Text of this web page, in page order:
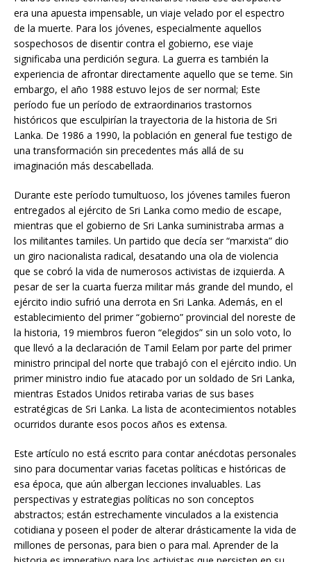
era una apuesta impensable, un viaje velado por el espectro
de la muerte. Para los jóvenes, especialmente aquellos
sospechosos de disentir contra el gobierno, ese viaje
significaba una perdición segura. La guerra es también la
experiencia de afrontar directamente aquello que se teme. Sin
embargo, el año 1988 estuvo lejos de ser normal; Este
período fue un período de extraordinarios trastornos
históricos que esculpirían la trayectoria de la historia de Sri
Lanka. De 1986 a 1990, la población en general fue testigo de
una transformación sin precedentes más allá de su
imaginación más descabellada.
Durante este período tumultuoso, los jóvenes tamiles fueron
entregados al ejército de Sri Lanka como medio de escape,
mientras que el gobierno de Sri Lanka suministraba armas a
los militantes tamiles. Un partido que decía ser “marxista” dio
un giro nacionalista radical, desatando una ola de violencia
que se cobró la vida de numerosos activistas de izquierda. A
pesar de ser la cuarta fuerza militar más grande del mundo, el
ejército indio sufrió una derrota en Sri Lanka. Además, en el
establecimiento del primer “gobierno” provincial del noreste de
la historia, 19 miembros fueron “elegidos” sin un solo voto, lo
que llevó a la declaración de Tamil Eelam por parte del primer
ministro principal del norte que trabajó con el ejército indio. Un
primer ministro indio fue atacado por un soldado de Sri Lanka,
mientras Estados Unidos retiraba varias de sus bases
estratégicas de Sri Lanka. La lista de acontecimientos notables
ocurridos durante esos pocos años es extensa.
Este artículo no está escrito para contar anécdotas personales
sino para documentar varias facetas políticas e históricas de
esa época, que aún albergan lecciones invaluables. Las
perspectivas y estrategias políticas no son conceptos
abstractos; están estrechamente vinculados a la existencia
cotidiana y poseen el poder de alterar drásticamente la vida de
millones de personas, para bien o para mal. Aprender de la